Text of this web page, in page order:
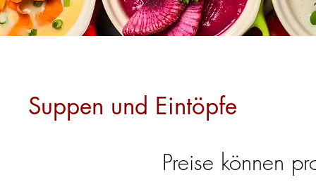
Suppen und Eintöpfe
Preise können